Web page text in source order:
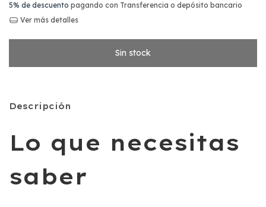
5% de descuento pagando con Transferencia o depósito bancario
Ver más detalles
Descripción
Lo que necesitas
saber